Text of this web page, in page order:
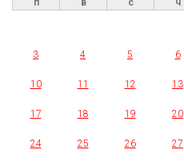
п в с ч
3 4 5 6
10 11 12 13
17 18 19 20
24 25 26 27